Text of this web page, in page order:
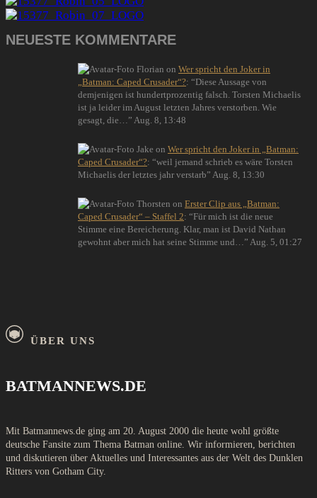
NEUESTE KOMMENTARE
Florian on Wer spricht den Joker in
„Batman: Caped Crusader“?: “Diese Aussage von
demjenigen ist hundertprozentig falsch. Torsten Michaelis
ist ja leider im August letzten Jahres verstorben. Wie
gesagt, die… ” Aug. 8, 13:48
Jake on Wer spricht den Joker in „Batman:
Caped Crusader“?: “weil jemand schrieb es wäre Torsten
Michaelis der letztes jahr verstarb” Aug. 8, 13:30
Thorsten on Erster Clip aus „Batman:
Caped Crusader“ – Staffel 2: “Für mich ist die neue
Stimme eine Bereicherung. Klar, man ist David Nathan
gewohnt aber mich hat seine Stimme und… ” Aug. 5, 01:27
ÜBER UNS
BATMANNEWS.DE
Mit Batmannews.de ging am 20. August 2000 die heute wohl größte
deutsche Fansite zum Thema Batman online. Wir informieren, berichten
und diskutieren über Aktuelles und Interessantes aus der Welt des Dunklen
Ritters von Gotham City.